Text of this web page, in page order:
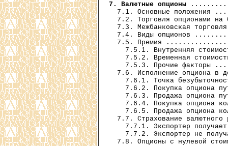
7. Валютные опционы
7.1. Основные положения
7.2. Торговля опционами на
7.3. Межбанковская
7.4. Виды опционов
7.5. Премия
7.5.1. Внутренняя
7.5.2. Временная
7.5.3. Прочие факторы
7.6. Исполнение опциона в
7.6.1. Точка
7.6.2. Покупка опциона
7.6.3. Продажа опциона
7.6.4. Покупка опциона
7.6.5. Продажа опциона
7.7. Страхование валютного
7.7.1. Экспортер
7.7.2. Экспортер не
7.8. Опционы с нулевой